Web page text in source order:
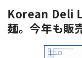
Korean Deli
麺。今年も販